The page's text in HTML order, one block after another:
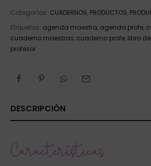
Categorías: CUADERNOS, PRODUCTOS,
Etiquetas: agenda maestra, agenda profe,
cuaderno maestras, cuaderno profe, libro
profesor
DESCRIPCIÓN
Características